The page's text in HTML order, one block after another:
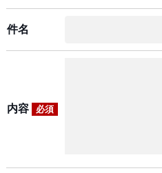
件名
内容 必須